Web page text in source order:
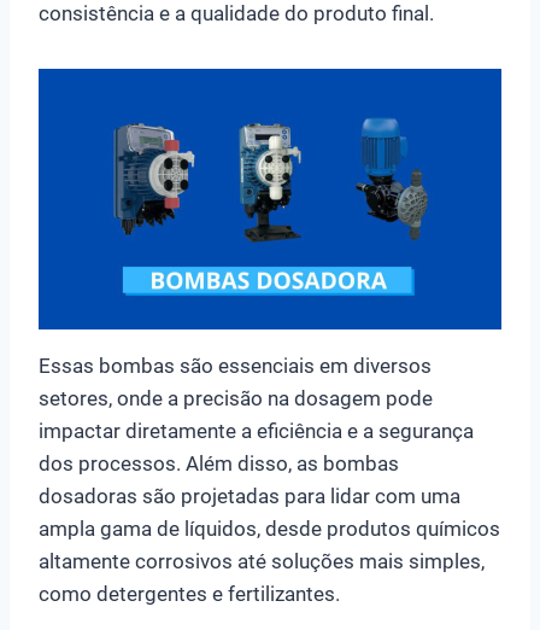
consistência e a qualidade do produto final.
Essas bombas são essenciais em diversos
setores, onde a precisão na dosagem pode
impactar diretamente a eficiência e a segurança
dos processos. Além disso, as bombas
dosadoras são projetadas para lidar com uma
ampla gama de líquidos, desde produtos químicos
altamente corrosivos até soluções mais simples,
como detergentes e fertilizantes.